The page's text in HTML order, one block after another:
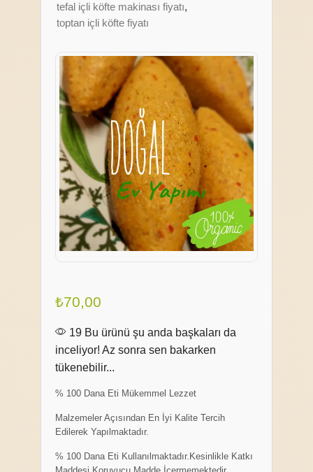
tefal içli köfte makinası fiyatı,
toptan içli köfte fiyatı
₺70,00
19 Bu ürünü şu anda başkaları da
inceliyor! Az sonra sen bakarken
tükenebilir...
% 100 Dana Eti Mükemmel Lezzet
Malzemeler Açısından En İyi Kalite Tercih
Edilerek Yapılmaktadır.
% 100 Dana Eti Kullanılmaktadır.Kesinlikle Katkı